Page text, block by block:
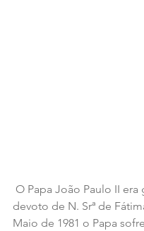
devoto de N. Srª de
Maio de 1981 o Papa